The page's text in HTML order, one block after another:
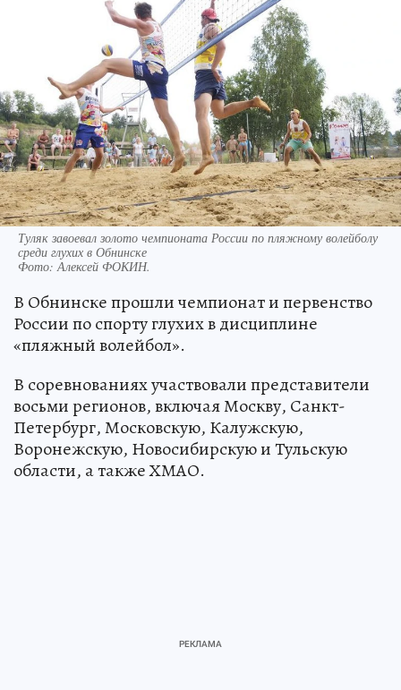
Туляк завоевал золото чемпионата России по пляжному волейболу
среди глухих в Обнинске
Фото:Алексей ФОКИН.
В Обнинске прошли чемпионат и первенство
России по спорту глухих в дисциплине
«пляжный волейбол».
В соревнованиях участвовали представители
восьми регионов, включая Москву, Санкт-
Петербург, Московскую, Калужскую,
Воронежскую, Новосибирскую и Тульскую
области, а также ХМАО.